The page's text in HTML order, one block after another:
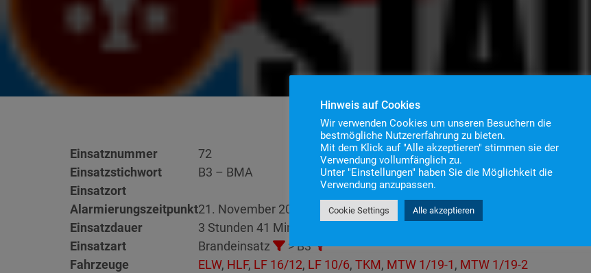
Einsatznummer
72
Einsatzstichwort
B3 – BMA
Einsatzort
Alarmierungszeitpunkt21. November 2022 9:19
Einsatzdauer
3 Stunden 41 Minuten
Einsatzart
Brandeinsatz
> B3
Fahrzeuge
ELW, HLF, LF 16/12, LF 10/6, TKM, MTW 1/19-1, MTW 1/19-2
Hinweis auf Cookies
Wir verwenden Cookies um unseren Besuchern die
bestmögliche Nutzererfahrung zu bieten.
Mit dem Klick auf "Alle akzeptieren" stimmen sie der
Verwendung vollumfänglich zu.
Unter "Einstellungen" haben Sie die Möglichkeit die
Verwendung anzupassen.
Cookie Settings Alle akzeptieren